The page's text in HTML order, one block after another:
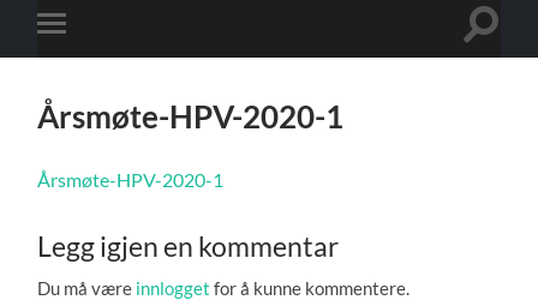
Veksle
mobilmeny
Veksle
Årsmøte-HPV-2020-1
Årsmøte-HPV-2020-1
Legg igjen en kommentar
Du må være innlogget for å kunne kommentere.